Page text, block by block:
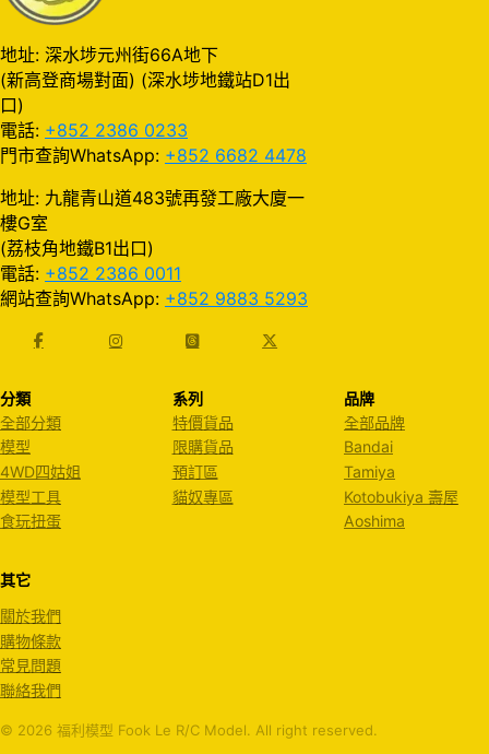
地址: 深水埗元州街66A地下
(新高登商場對面) (深水埗地鐵站D1出
口)
電話: +852 2386 0233
門市查詢WhatsApp: +852 6682 4478
地址: 九龍青山道483號再發工廠大廈一
樓G室
(荔枝角地鐵B1出口)
電話: +852 2386 0011
網站查詢WhatsApp: +852 9883 5293
分類
全部分類
模型
4WD四姑姐
模型工具
食玩扭蛋
系列
特價貨品
限購貨品
預訂區
貓奴專區
品牌
全部品牌
Bandai
Tamiya
Kotobukiya 壽屋
Aoshima
其它
關於我們
購物條款
常見問題
聯絡我們
© 2026 福利模型 Fook Le R/C Model. All right reserved.